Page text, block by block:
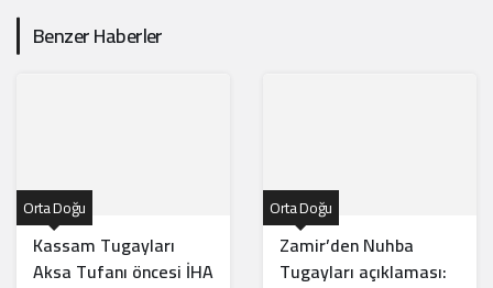
Benzer Haberler
Kassam Tugayları
Aksa Tufanı öncesi İHA
Orta Doğu
Zamir’den Nuhba
Tugayları açıklaması:
Orta Doğu